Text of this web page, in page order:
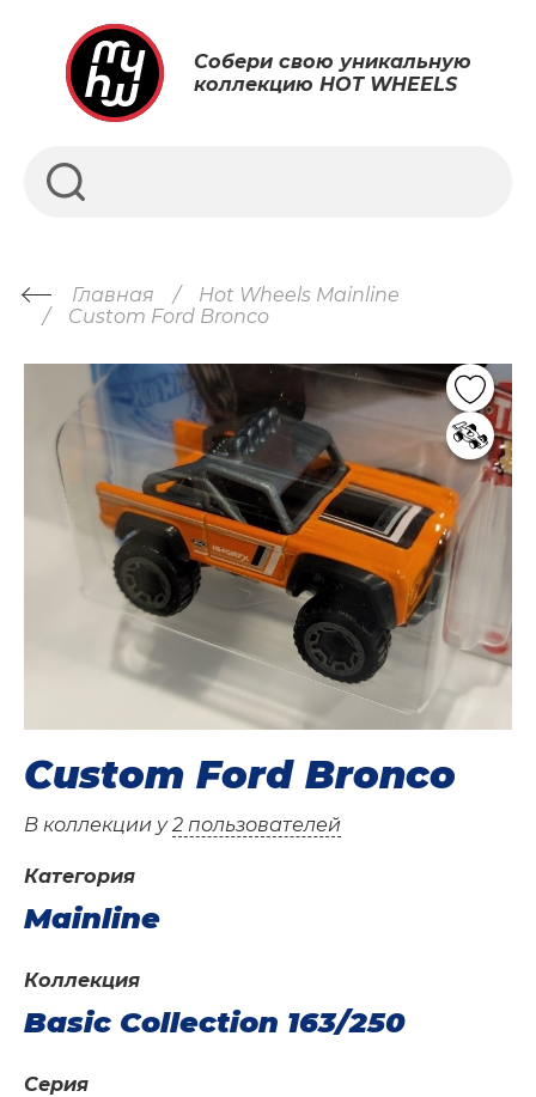
Собери свою уникальную
коллекцию HOT WHEELS
Главная
Hot Wheels Mainline
Custom Ford Bronco
Custom Ford Bronco
В коллекции у2 пользователей
Категория
Mainline
Коллекция
Basic Collection 163/250
Серия